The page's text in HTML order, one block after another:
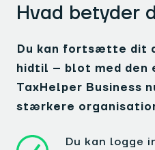
Hvad betyder
Du kan fortsætte dit
hidtil – blot med den
TaxHelper Business
stærkere
Du kan logge